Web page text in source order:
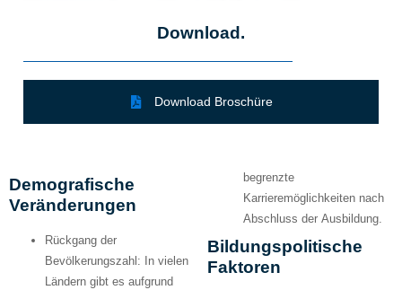
Download.
Download Broschüre
Demografische
Veränderungen
Rückgang der
Bevölkerungszahl: In vielen
Ländern gibt es aufgrund
begrenzte
Karrieremöglichkeiten nach
Abschluss der Ausbildung.
Bildungspolitische
Faktoren